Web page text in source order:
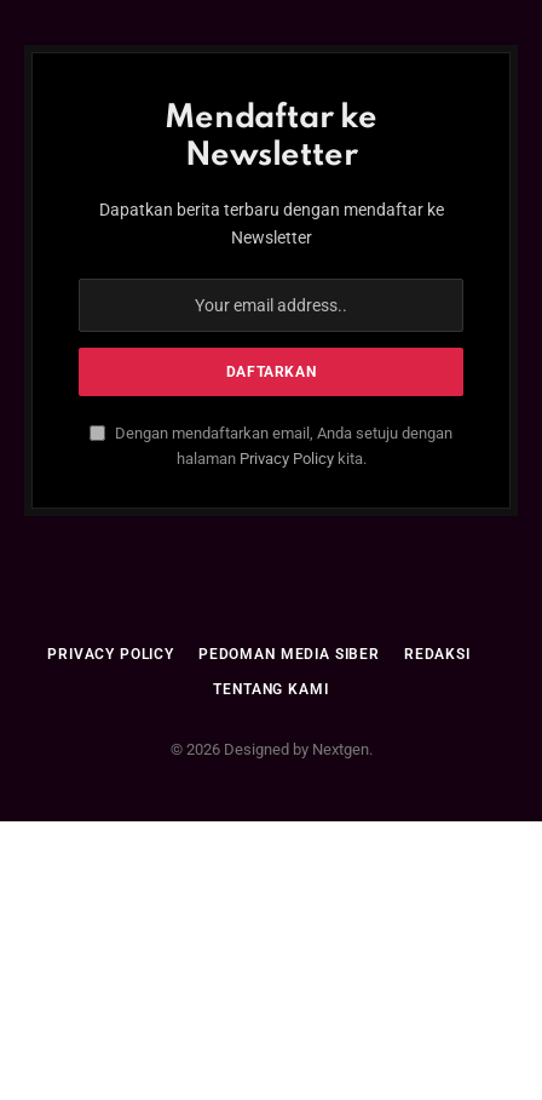
Mendaftar ke
Newsletter
Dapatkan berita terbaru dengan mendaftar ke
Newsletter
Dengan mendaftarkan email, Anda setuju dengan
halaman Privacy Policykita.
PRIVACY POLICY PEDOMAN MEDIA SIBER REDAKSI
TENTANG KAMI
© 2026 Designed by Nextgen.